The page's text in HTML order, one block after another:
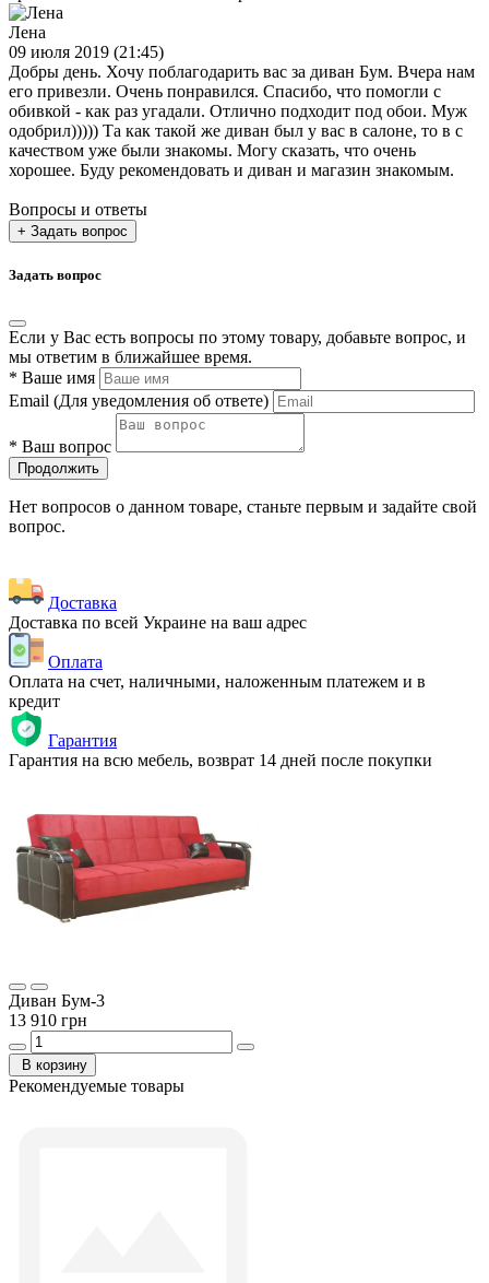
Лена
09 июля 2019 (21:45)
Добры день. Хочу поблагодарить вас за диван Бум. Вчера нам
его привезли. Очень понравился. Спасибо, что помогли с
обивкой - как раз угадали. Отлично подходит под обои. Муж
одобрил))))) Та как такой же диван был у вас в салоне, то в с
качеством уже были знакомы. Могу сказать, что очень
хорошее. Буду рекомендовать и диван и магазин знакомым.
Вопросы и ответы
+ Задать вопрос
Задать вопрос
Если у Вас есть вопросы по этому товару, добавьте вопрос, и
мы ответим в ближайшее время.
* Ваше имя
Email (Для уведомления об ответе)
* Ваш вопрос
Продолжить
Нет вопросов о данном товаре, станьте первым и задайте свой
вопрос.
Доставка
Доставка по всей Украине на ваш адрес
Оплата
Оплата на счет, наличными, наложенным платежем и в
кредит
Гарантия
Гарантия на всю мебель, возврат 14 дней после покупки
Диван Бум-3
13 910 грн
В корзину
Рекомендуемые товары